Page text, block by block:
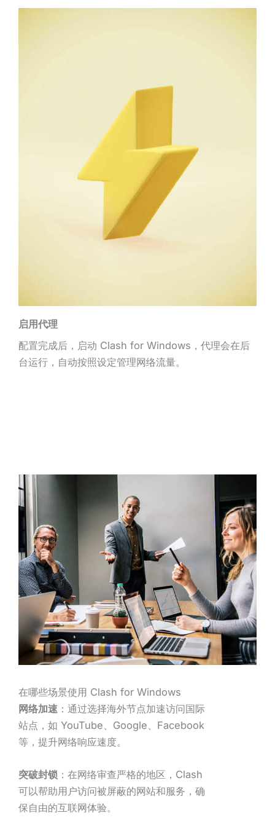
启用代理
配置完成后，启动 Clash for Windows，代理会在后
台运行，自动按照设定管理网络流量。
在哪些场景使用 Clash for Windows
网络加速 ：通过选择海外节点加速访问国际
站点，如 YouTube、Google、Facebook
等，提升网络响应速度。
突破封锁 ：在网络审查严格的地区，Clash
可以帮助用户访问被屏蔽的网站和服务，确
保自由的互联网体验。